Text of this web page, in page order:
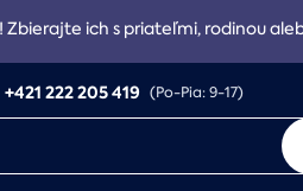
ich s priateľmi, rodinou
+421 222 205 419 (Po-Pia: 9-17)